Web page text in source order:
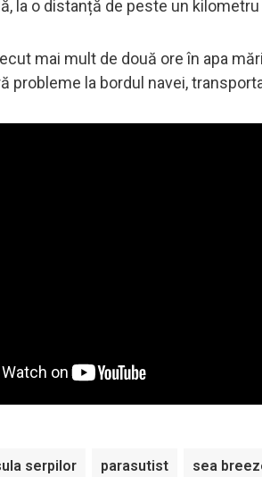
la o distanță de peste un
mai mult de două ore în apa
probleme la bordul navei,
serpilor parasutist sea